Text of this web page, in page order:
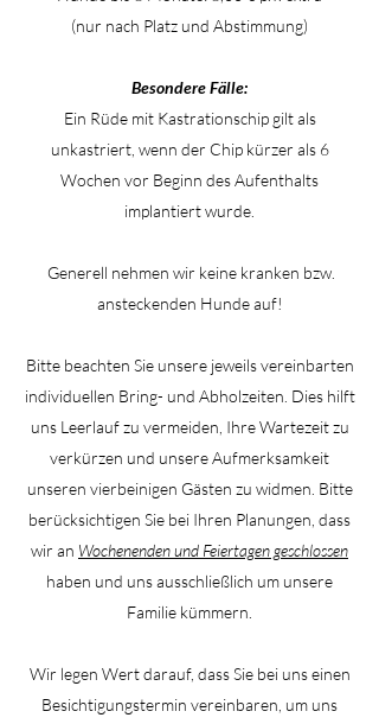
(nur nach Platz und Abstimmung)
Besondere Fälle:
Ein Rüde mit Kastrationschip gilt als
unkastriert, wenn der Chip kürzer als 6
Wochen vor Beginn des Aufenthalts
implantiert wurde.
Generell nehmen wir keine kranken bzw.
ansteckenden Hunde auf!
Bitte beachten Sie unsere jeweils vereinbarten
individuellen Bring- und Abholzeiten. Dies hilft
uns Leerlauf zu vermeiden, Ihre Wartezeit zu
verkürzen und unsere Aufmerksamkeit
unseren vierbeinigen Gästen zu widmen. Bitte
berücksichtigen Sie bei Ihren Planungen, dass
wir an Wochenenden und Feiertagen geschlossen
haben und uns ausschließlich um unsere
Familie kümmern.
Wir legen Wert darauf, dass Sie bei uns einen
Besichtigungstermin vereinbaren, um uns